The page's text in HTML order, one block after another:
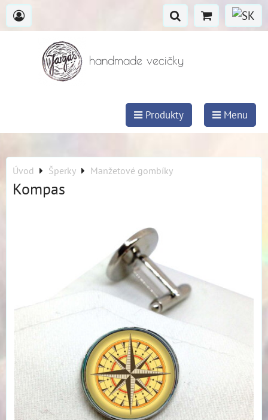
handmade vecičky
Produkty Menu
Úvod Šperky Manžetové gombíky
Kompas